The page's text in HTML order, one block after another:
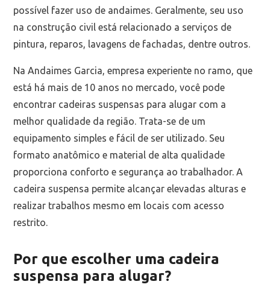
possível fazer uso de andaimes. Geralmente, seu uso
na construção civil está relacionado a serviços de
pintura, reparos, lavagens de fachadas, dentre outros.
Na Andaimes Garcia, empresa experiente no ramo, que
está há mais de 10 anos no mercado, você pode
encontrar cadeiras suspensas para alugar com a
melhor qualidade da região. Trata-se de um
equipamento simples e fácil de ser utilizado. Seu
formato anatômico e material de alta qualidade
proporciona conforto e segurança ao trabalhador. A
cadeira suspensa permite alcançar elevadas alturas e
realizar trabalhos mesmo em locais com acesso
restrito.
Por que escolher uma cadeira
suspensa para alugar?